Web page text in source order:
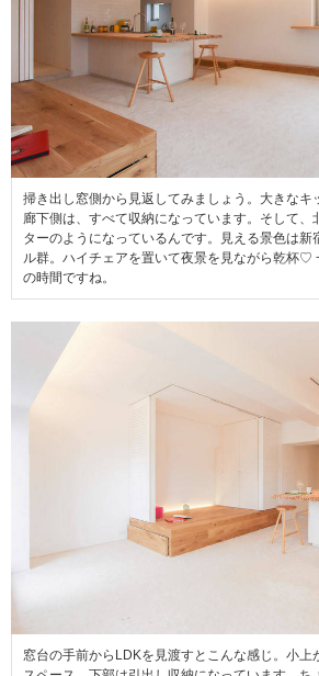
掃き出し窓側から見返してみましょう。大きなキ
廊下側は、すべて収納になっています。そして、
ターのようになっているんです。見える景色は新
ル群。ハイチェアを置いて夜景を見ながら乾杯♡
の時間ですね。
窓台の手前からLDKを見渡すとこんな感じ。小上